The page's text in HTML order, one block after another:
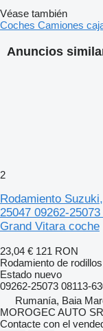
Anuncios
2
Rodamiento
25047 09262-
Grand Vitara coche
23,04 € 121 RON
Rodamiento de rodillos
Estado nuevo
09262-25073 08113-
Rumanía, Baia
MOROGEC AUTO
Contacte con el
Véase también
Coches Camiones